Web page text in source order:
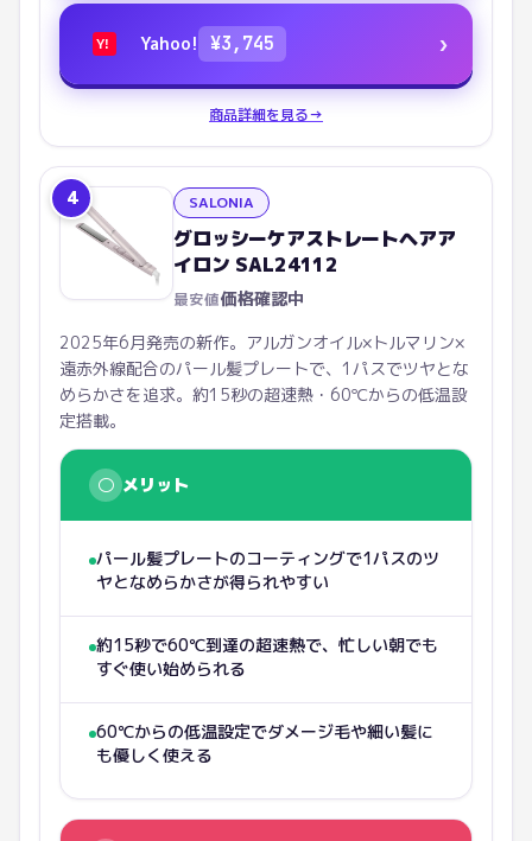
Y! Yahoo! ¥3,745 ›
商品詳細を見る→
4 SALONIA
グロッシーケアストレートヘアア
イロン SAL24112
最安値価格確認中
2025年6月発売の新作。アルガンオイル×トルマリン×
遠赤外線配合のパール髪プレートで、1パスでツヤとな
めらかさを追求。約15秒の超速熱・60℃からの低温設
定搭載。
○ メリット
パール髪プレートのコーティングで1パスのツ
ヤとなめらかさが得られやすい
約15秒で60℃到達の超速熱で、忙しい朝でも
すぐ使い始められる
60℃からの低温設定でダメージ毛や細い髪に
も優しく使える